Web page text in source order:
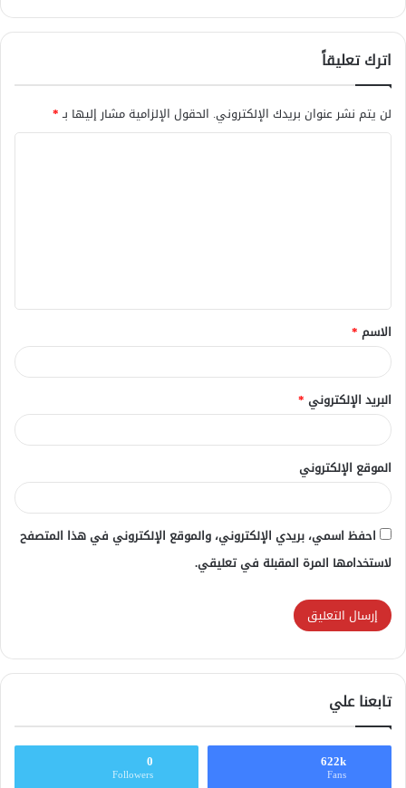
اترك تعليقاً
لن يتم نشر عنوان بريدك الإلكتروني. الحقول الإلزامية مشار إليها بـ*
ق
*
الاسم *
البريد الإلكتروني *
الموقع الإلكتروني
احفظ اسمي، بريدي الإلكتروني، والموقع الإلكتروني في هذا المتصفح
لاستخدامها المرة المقبلة في تعليقي.
تابعنا علي
622k
Fans
0
Followers